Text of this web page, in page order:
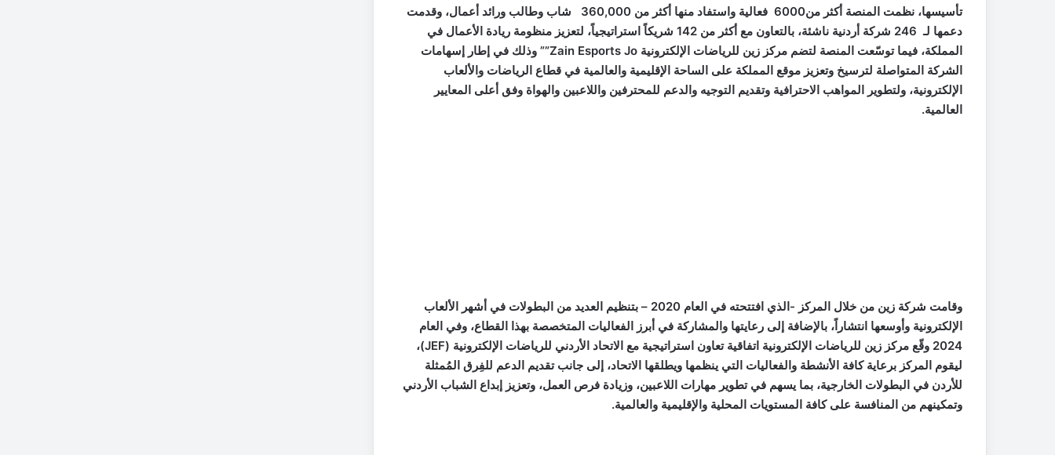
تأسيسها، نظمت المنصة أكثر من6000 فعالية واستفاد منها أكثر من 360,000 شاب وطالب ورائد أعمال، وقدمت
دعمها لـ 246 شركة أردنية ناشئة، بالتعاون مع أكثر من 142 شريكاً استراتيجياً، لتعزيز منظومة ريادة الأعمال في
المملكة، فيما توسّعت المنصة لتضم مركز زين للرياضات الإلكترونية Zain Esports Jo”” وذلك في إطار إسهامات
الشركة المتواصلة لترسيخ وتعزيز موقع المملكة على الساحة الإقليمية والعالمية في قطاع الرياضات والألعاب
الإلكترونية، ولتطوير المواهب الاحترافية وتقديم التوجيه والدعم للمحترفين واللاعبين والهواة وفق أعلى المعايير
العالمية.
وقامت شركة زين من خلال المركز -الذي افتتحته في العام 2020 – بتنظيم العديد من البطولات في أشهر الألعاب
الإلكترونية وأوسعها انتشاراً، بالإضافة إلى رعايتها والمشاركة في أبرز الفعاليات المتخصصة بهذا القطاع، وفي العام
2024 وقّع مركز زين للرياضات الإلكترونية اتفاقية تعاون استراتيجية مع الاتحاد الأردني للرياضات الإلكترونية (JEF)،
ليقوم المركز برعاية كافة الأنشطة والفعاليات التي ينظمها ويطلقها الاتحاد، إلى جانب تقديم الدعم للفِرق المُمثلة
للأردن في البطولات الخارجية، بما يسهم في تطوير مهارات اللاعبين، وزيادة فرص العمل، وتعزيز إبداع الشباب الأردني
وتمكينهم من المنافسة على كافة المستويات المحلية والإقليمية والعالمية.